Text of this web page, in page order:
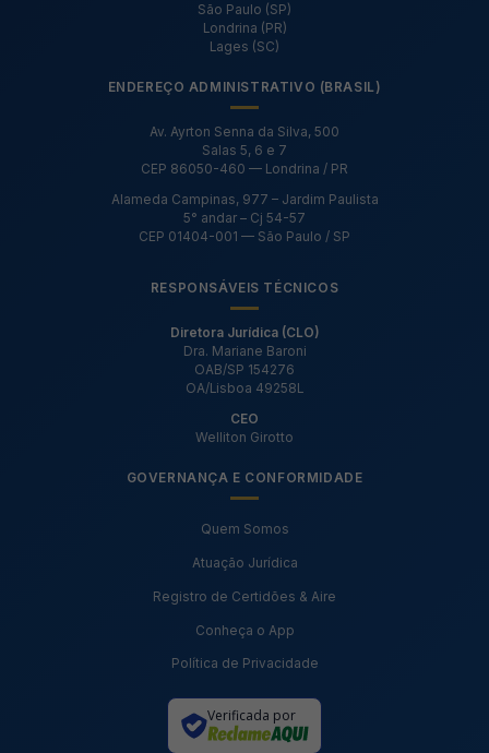
São Paulo (SP)
Londrina (PR)
Lages (SC)
ENDEREÇO ADMINISTRATIVO (BRASIL)
Av. Ayrton Senna da Silva, 500
Salas 5, 6 e 7
CEP 86050-460 — Londrina / PR
Alameda Campinas, 977 – Jardim Paulista
5° andar – Cj 54-57
CEP 01404-001 — São Paulo / SP
RESPONSÁVEIS TÉCNICOS
Diretora Jurídica (CLO)
Dra. Mariane Baroni
OAB/SP 154276
OA/Lisboa 49258L
CEO
Welliton Girotto
GOVERNANÇA E CONFORMIDADE
Quem Somos
Atuação Jurídica
Registro de Certidões & Aire
Conheça o App
Política de Privacidade
Verificada por